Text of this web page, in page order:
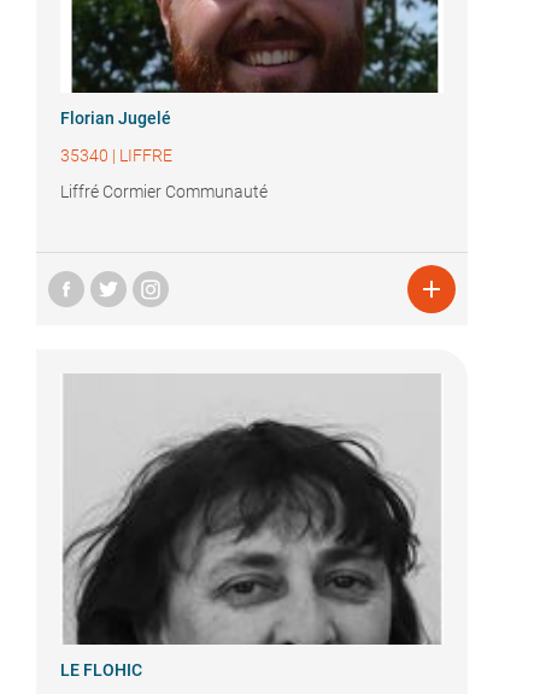
Florian Jugelé
35340 | LIFFRE
Liffré Cormier Communauté

LE FLOHIC